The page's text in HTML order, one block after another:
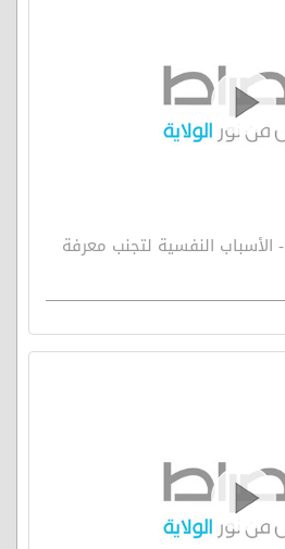
مصباح الهداية 276 - الأسباب النفسية لتجنب معرفة